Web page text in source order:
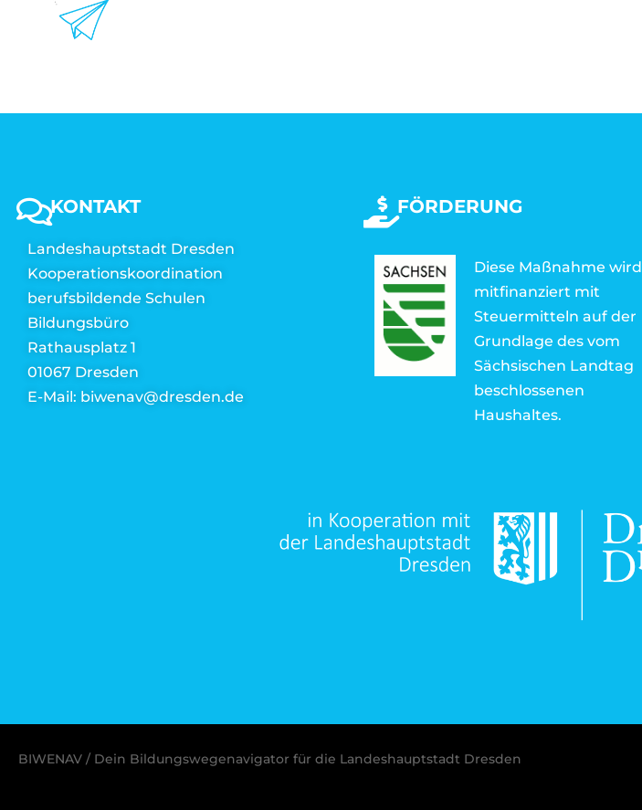
KONTAKT
Landeshauptstadt Dresden
Kooperationskoordination
berufsbildende Schulen
Bildungsbüro
Rathausplatz 1
01067 Dresden
E-Mail: biwenav@dresden.de
FÖRDERUNG
Diese Maßnahme wird
mitfinanziert mit
Steuermitteln auf der
Grundlage des vom
Sächsischen Landtag
beschlossenen
Haushaltes.
BIWENAV / Dein Bildungswegenavigator für die Landeshauptstadt Dresden